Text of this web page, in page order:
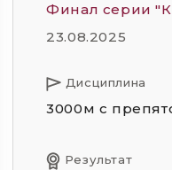
Финал серии
23.08.2025
Дисциплина
3000м с
Результат